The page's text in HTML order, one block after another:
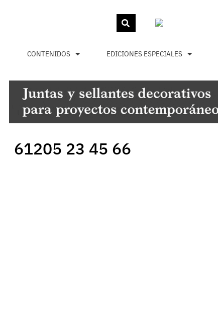
CONTENIDOS EDICIONES ESPECIALES
61205 23 45 66